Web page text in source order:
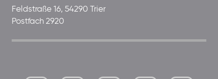
Feldstraße 16, 54290 Trier
Postfach 2920